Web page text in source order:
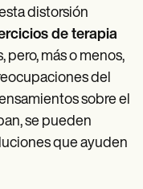
distorsión
de terapia
más o menos,
del
sobre el
se pueden
que ayuden